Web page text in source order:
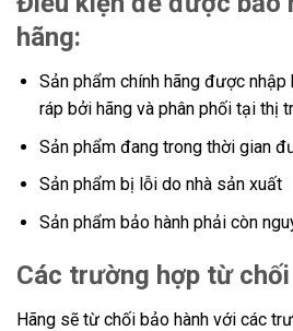
hãng:
Sản phẩm chính hãng được
ráp bởi hãng và phân phối tại thị
Sản phẩm đang trong thời gian
Sản phẩm bị lỗi do nhà sản xuất
Sản phẩm bảo hành phải còn
Các trường hợp từ chối
Hãng sẽ từ chối bảo hành với các